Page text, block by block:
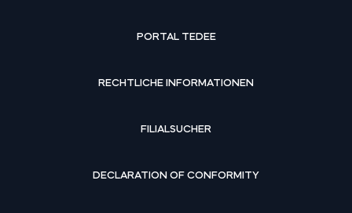
PORTAL TEDEE
RECHTLICHE INFORMATIONEN
FILIALSUCHER
DECLARATION OF CONFORMITY